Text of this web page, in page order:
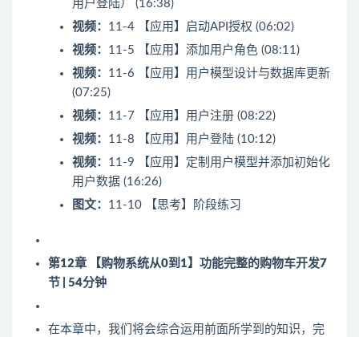
用户登陆） (16:38)
视频： 11-4 【应用】启动API授权 (06:02)
视频： 11-5 【应用】添加用户角色 (08:11)
视频： 11-6 【应用】用户模型设计与数据库更新
(07:25)
视频： 11-7 【应用】用户注册 (08:22)
视频： 11-8 【应用】用户登陆 (10:12)
视频： 11-9 【应用】定制用户模型并添加初始化
用户数据 (16:26)
图文： 11-10 【思考】阶段练习
第12章 【购物系统从0到1】功能完整的购物车开发7
节 | 54分钟
在本章中，我们将会综合运用前面所学到的知识，完